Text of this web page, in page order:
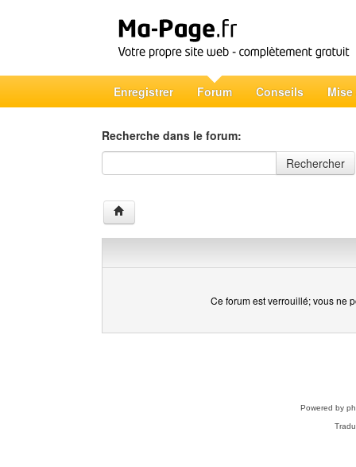
Enregistrer Forum Conseils Mise
Recherche dans le forum:
Recherche dans le forum
Rechercher
Ce forum est verrouillé; vous ne
Powered by